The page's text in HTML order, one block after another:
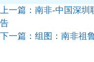
上一篇： 南非-中国深圳
告
下一篇： 组图：南非祖